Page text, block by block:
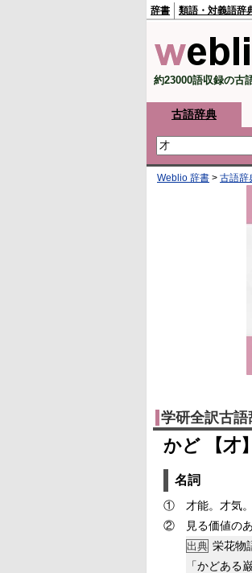
辞書 類語・対義語辞
約23000語収録の古
古語辞典
Weblio 辞書 > 古語辞
学研全訳古語
かど 【才】
名詞
①
才能。才気。
②
見る価値の
出典 栄花物
「かどある